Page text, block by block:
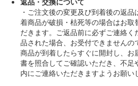
・ご注文後の変更及び到着後の返
着商品が破損・枯死等の場合はお取
だきます。ご返品前に必ずご連絡く
品された場合、お受付できませんの
商品が到着したらすぐに開封し、お
書を照合してご確認いただき、不足
内にご連絡いただきますようお願い